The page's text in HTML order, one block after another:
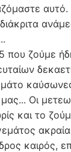
που ζούμε
Οι
και το
ακραία
καιρός,